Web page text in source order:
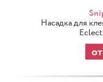
Насадка для